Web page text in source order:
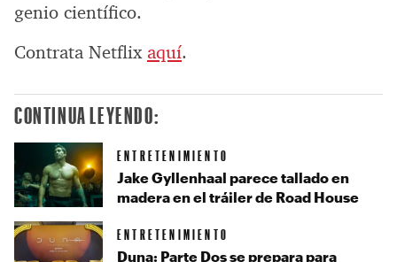
genio científico.
Contrata Netflixaquí.
CONTINUA LEYENDO:
ENTRETENIMIENTO
Jake Gyllenhaal parece tallado en
madera en el tráiler de Road House
ENTRETENIMIENTO
Duna: Parte Dos se prepara para